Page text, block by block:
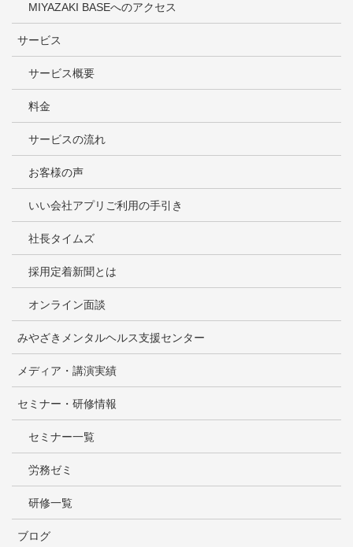
MIYAZAKI BASEへのアクセス
サービス
サービス概要
料金
サービスの流れ
お客様の声
いい会社アプリご利用の手引き
社長タイムズ
採用定着新聞とは
オンライン面談
みやざきメンタルヘルス支援センター
メディア・講演実績
セミナー・研修情報
セミナー一覧
労務ゼミ
研修一覧
ブログ